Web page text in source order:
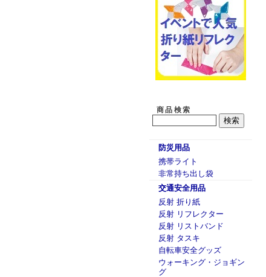
商品検索
防災用品
携帯ライト
非常持ち出し袋
交通安全用品
反射 折り紙
反射 リフレクター
反射 リストバンド
反射 タスキ
自転車安全グッズ
ウォーキング・ジョギン
グ